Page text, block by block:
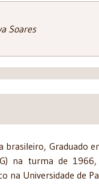
Soares
brasileiro, Graduado
na turma de
na Universidade de